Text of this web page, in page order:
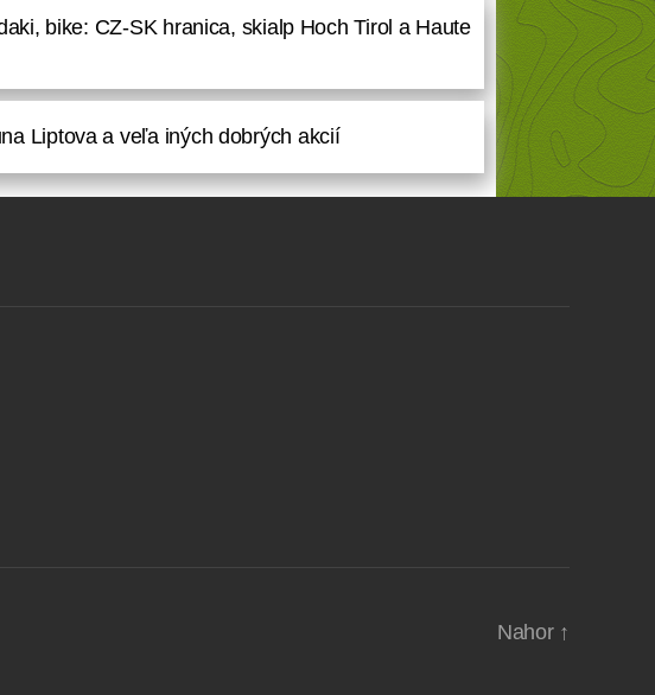
bike: CZ-SK hranica, skialp Hoch Tirol a Haute
Liptova a veľa iných dobrých akcií
Nahor ↑